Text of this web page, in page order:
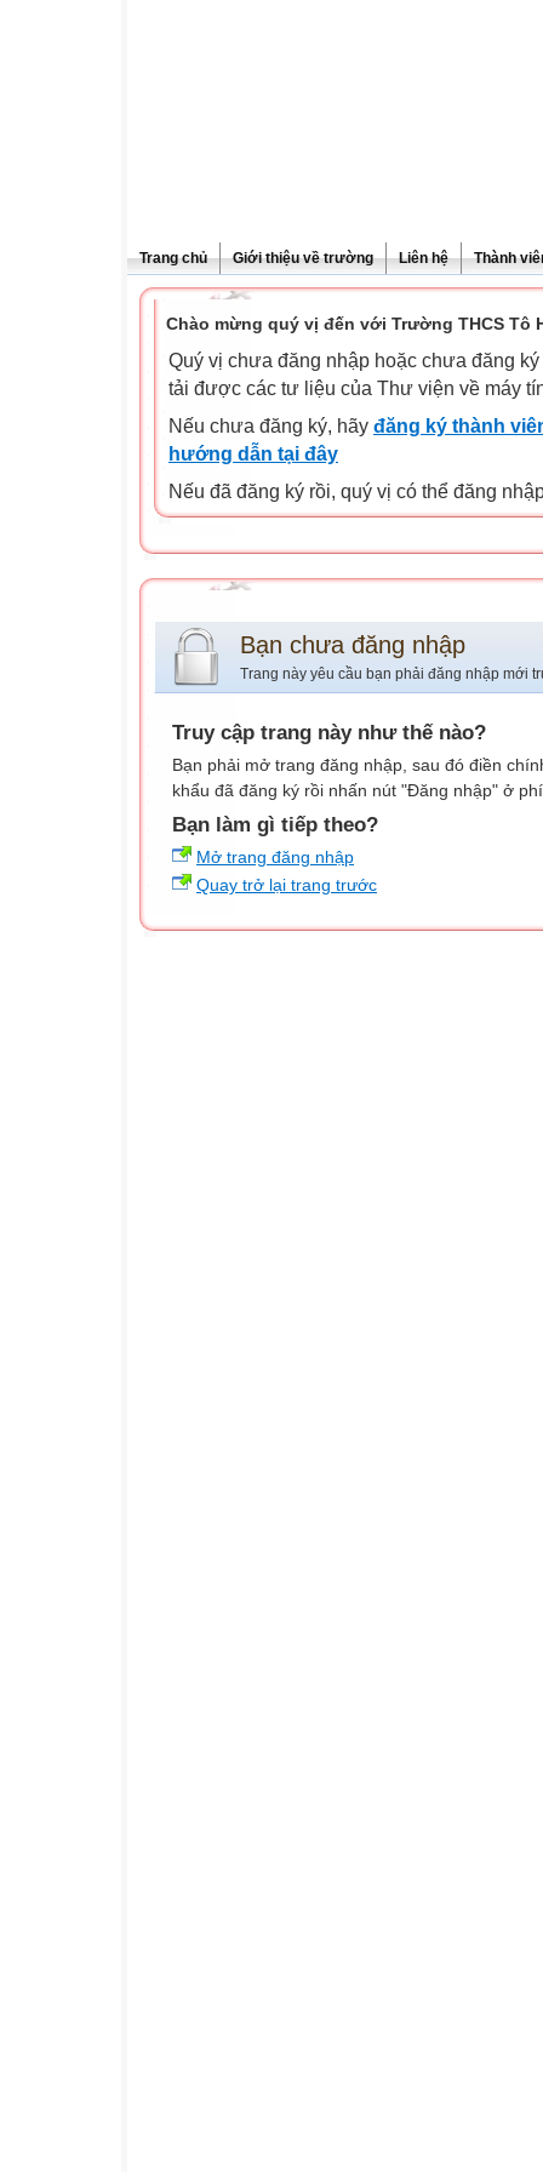
Trang chủ Giới thiệu về trường Liên hệ Thành
Chào mừng quý vị đến với Trường THCS Tô
Quý vị chưa đăng nhập hoặc chưa đăng
tải được các tư liệu của Thư viện về máy
Nếu chưa đăng ký, hãy đăng ký thành
hướng dẫn tại đây
Nếu đã đăng ký rồi, quý vị có thể đăng
Bạn chưa đăng nhập
Trang này yêu cầu bạn phải đăng nhập mới
Truy cập trang này như thế nào?
Bạn phải mở trang đăng nhập, sau đó điền
khẩu đã đăng ký rồi nhấn nút "Đăng nhập" ở
Bạn làm gì tiếp theo?
Mở trang đăng nhập
Quay trở lại trang trước